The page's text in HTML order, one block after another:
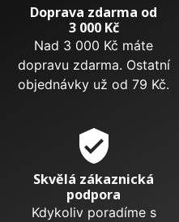
Doprava zdarma od
3 000 Kč
Nad 3 000 Kč máte
dopravu zdarma. Ostatní
objednávky už od 79 Kč.
verified_user
Skvělá zákaznická
podpora
Kdykoliv poradíme s